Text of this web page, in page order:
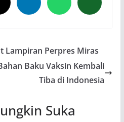
Lampiran Perpres Miras
Baku Vaksin Kembali
Tiba di Indonesia
Suka